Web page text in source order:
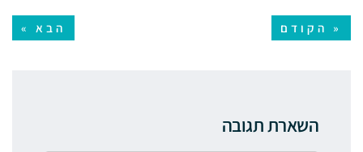
« הקודם הבא »
השארת תגובה